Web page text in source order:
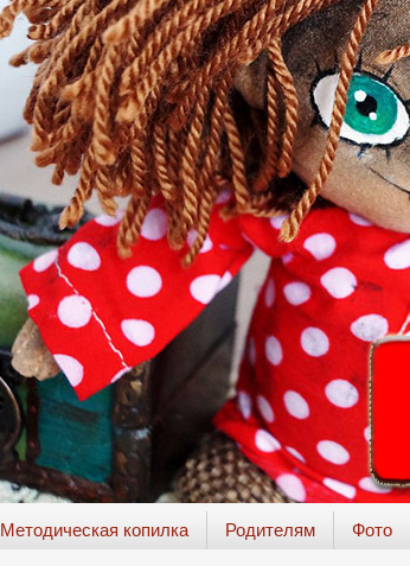
Методическая копилка Родителям Фото